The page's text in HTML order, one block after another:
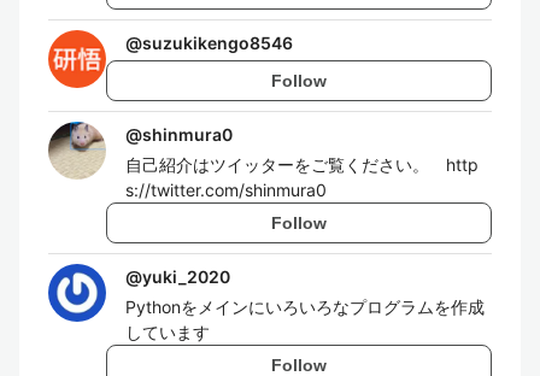
@suzukikengo8546
Follow
@shinmura0
自己紹介はツイッターをご覧ください。 http
s://twitter.com/shinmura0
Follow
@yuki_2020
Pythonをメインにいろいろなプログラムを作成
しています
Follow